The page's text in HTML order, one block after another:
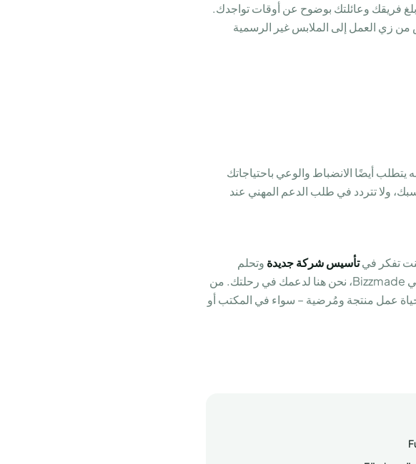
فريقك وعائلتك بوضوح عن أوقات تواجدك.
زي العمل إلى الملابس غير الرسمية
أيضًا الانضباط والوعي باحتياجاتك
ولا تتردد في طلب الدعم المهني عند
تفكر فيتأسيس شركة جديدة وتحلم
بالمرونة التي يوفرها العمل عن بعد، أو ترغب في تحسين وظيفتك الحالية – في Bizzmade، نحن هنا لدعمك في رحلتك. من
عمل منتجة ومُرضية – سواء في المكتب أو